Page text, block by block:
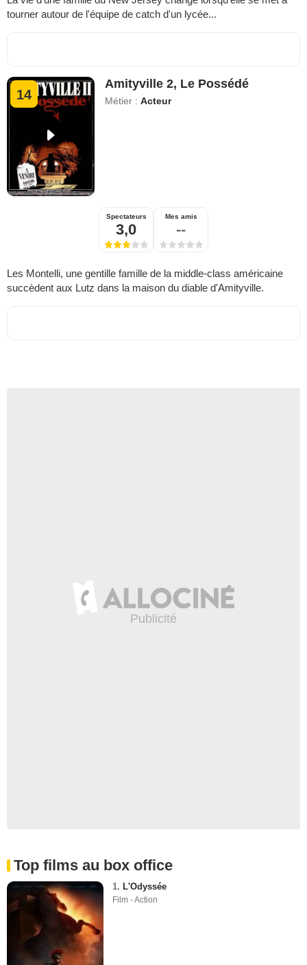
tourner autour de l'équipe de catch d'un lycée...
14
Amityville 2, Le Possédé
Métier :Acteur
Spectateurs
3,0
Mes amis
--
Les Montelli, une gentille famille de la middle-class américaine
succèdent aux Lutz dans la maison du diable d'Amityville.
Top films au box office
1. L'Odyssée
Film - Action